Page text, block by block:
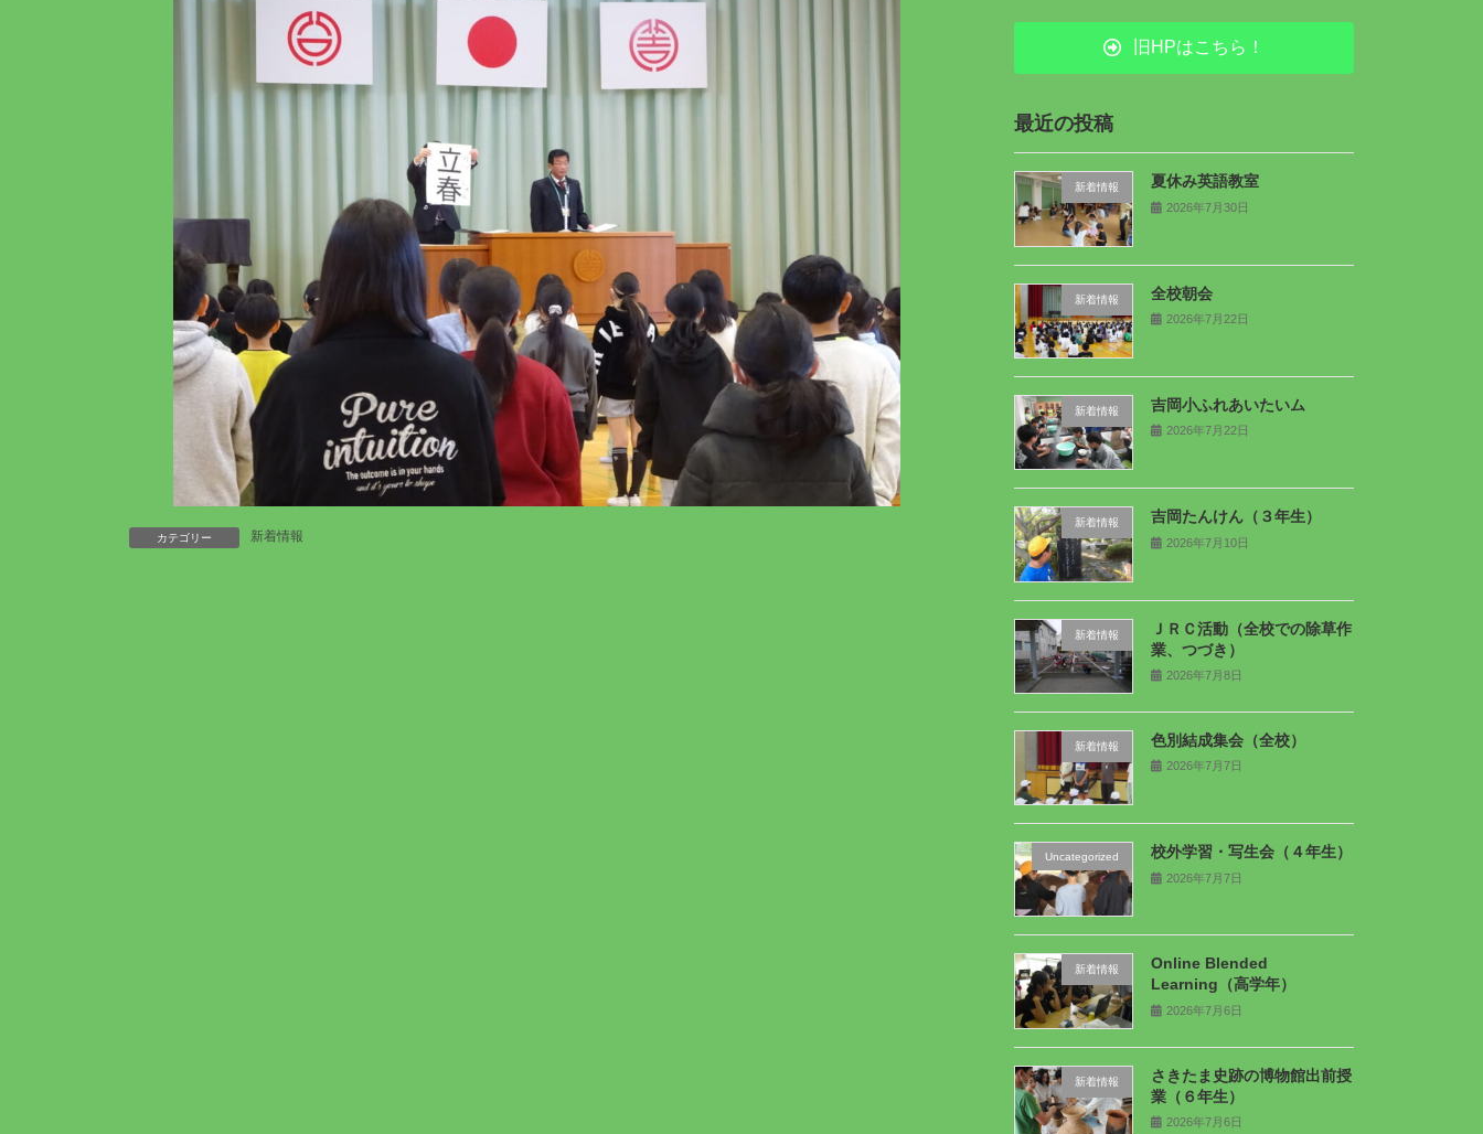
カテゴリー 新着情報
旧HPはこちら！
最近の投稿
新着情報 夏休み英語教室
2026年7月30日
新着情報 全校朝会
2026年7月22日
新着情報 吉岡小ふれあいたいム
2026年7月22日
新着情報 吉岡たんけん（３年生）
2026年7月10日
新着情報
ＪＲＣ活動（全校での除草作
業、つづき）
2026年7月8日
新着情報 色別結成集会（全校）
2026年7月7日
Uncategorized 校外学習・写生会（４年生）
2026年7月7日
新着情報
Online Blended
Learning（高学年）
2026年7月6日
新着情報
さきたま史跡の博物館出前授
業（６年生）
2026年7月6日